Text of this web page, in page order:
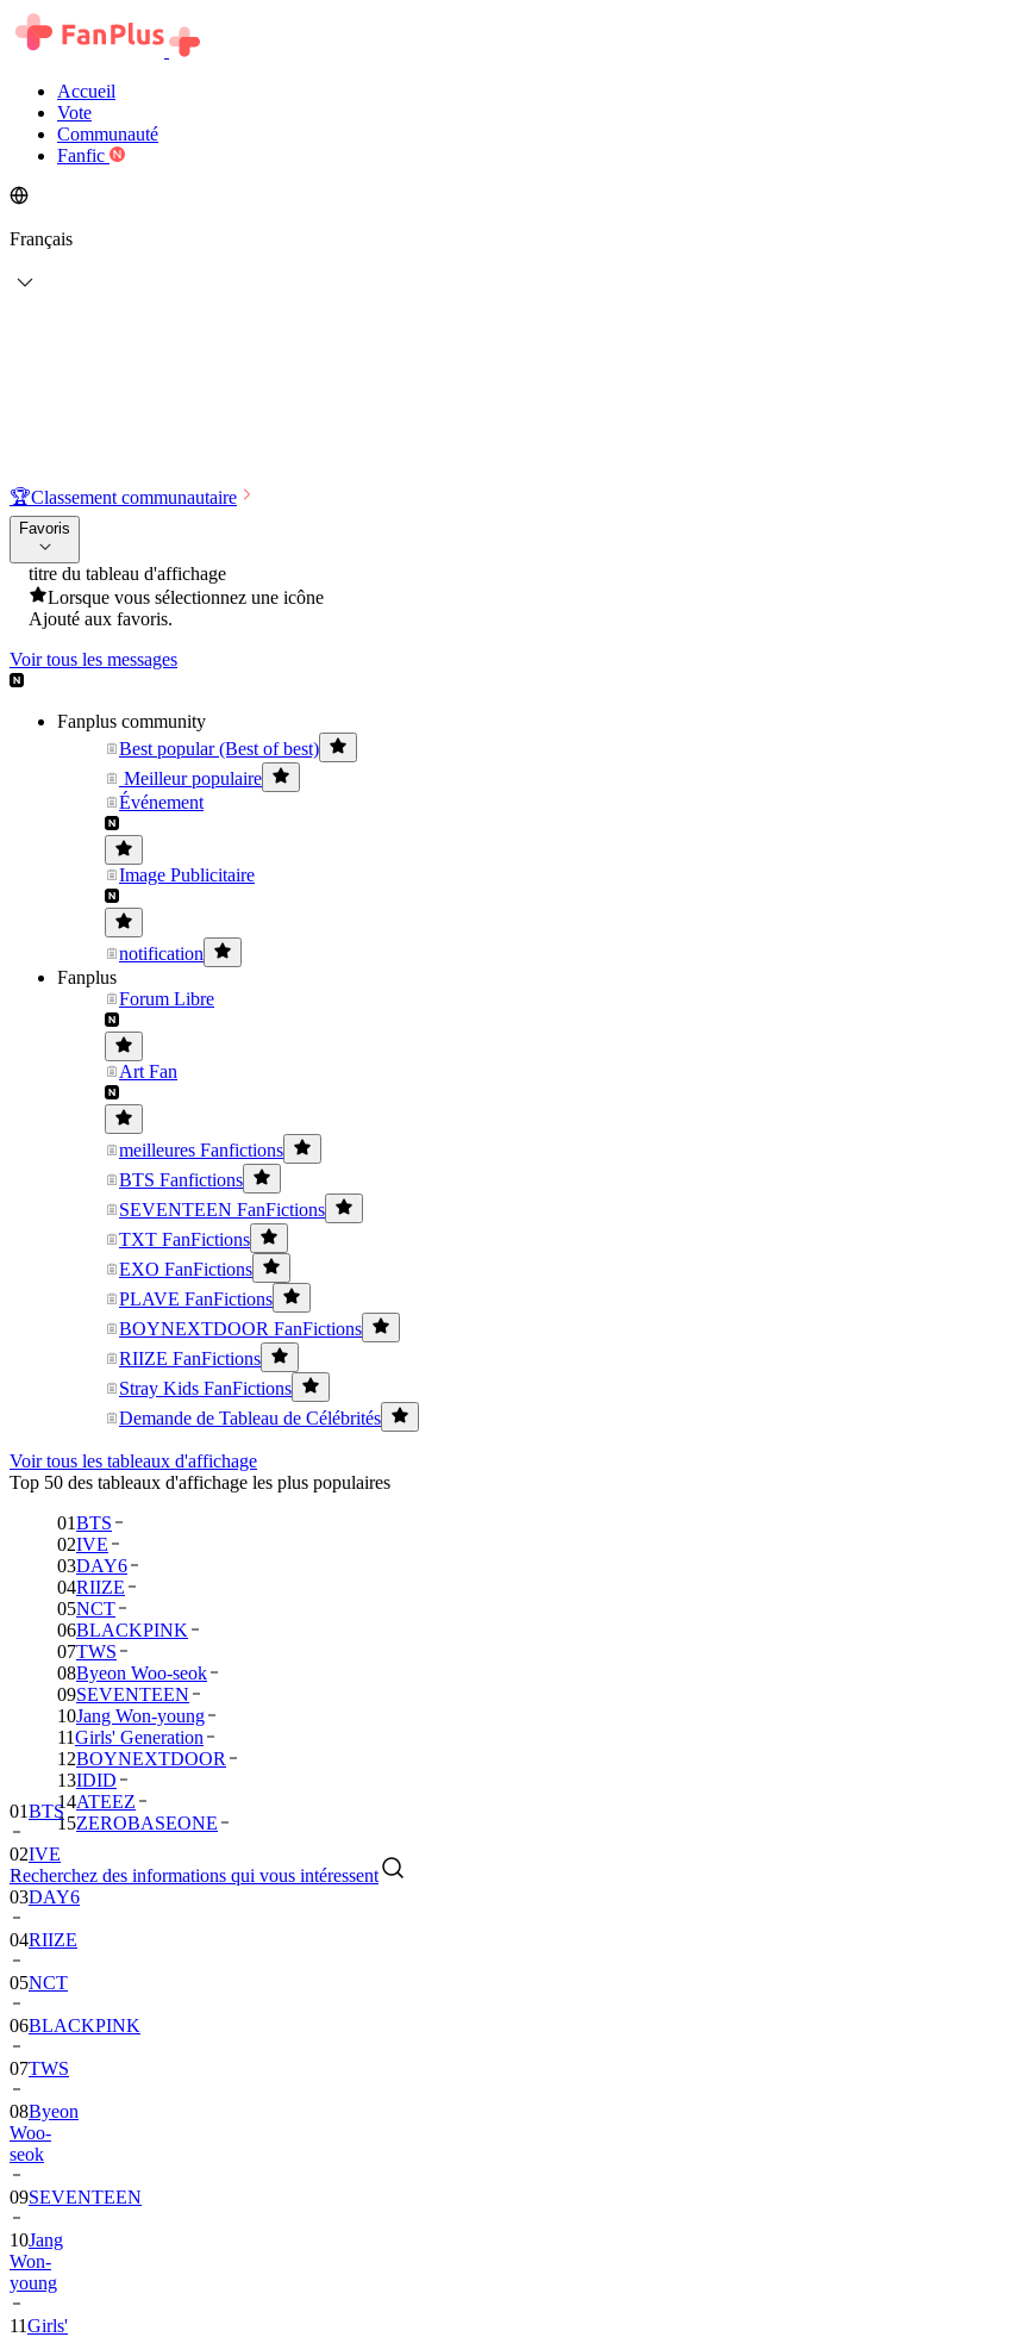
Accueil
Vote
Communauté
Fanfic
Français
🏆Classement communautaire
Favoris
titre du tableau d'affichage
Lorsque vous sélectionnez une icône
Ajouté aux favoris.
Voir tous les messages
Fanplus community
Best popular (Best of best)
Meilleur populaire
Événement
Image Publicitaire
notification
Fanplus
Forum Libre
Art Fan
meilleures Fanfictions
BTS Fanfictions
SEVENTEEN FanFictions
TXT FanFictions
EXO FanFictions
PLAVE FanFictions
BOYNEXTDOOR FanFictions
RIIZE FanFictions
Stray Kids FanFictions
Demande de Tableau de Célébrités
Voir tous les tableaux d'affichage
Top 50 des tableaux d'affichage les plus populaires
01BTS
02IVE
03DAY6
04RIIZE
05NCT
06BLACKPINK
07TWS
08Byeon Woo-seok
09SEVENTEEN
10Jang Won-young
11Girls' Generation
12BOYNEXTDOOR
13IDID
14ATEEZ
15ZEROBASEONE
Recherchez des informations qui vous intéressent
01BTS
02IVE
03DAY6
04RIIZE
05NCT
06BLACKPINK
07TWS
08Byeon
Woo-
seok
09SEVENTEEN
10Jang
Won-
young
11Girls'